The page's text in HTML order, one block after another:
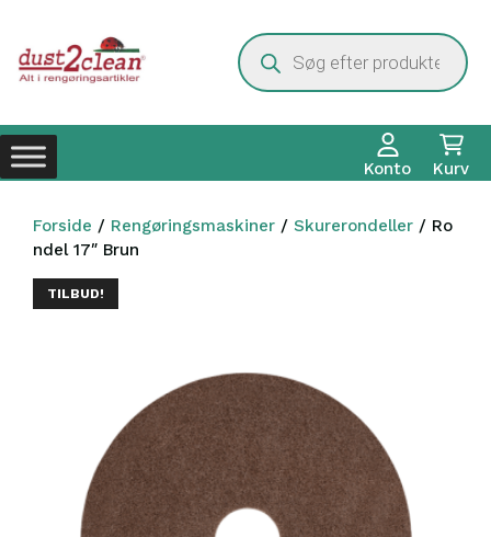
indhold
Products
search
Konto Kurv
Forside / Rengøringsmaskiner / Skurerondeller / Ro
ndel 17″ Brun
TILBUD!